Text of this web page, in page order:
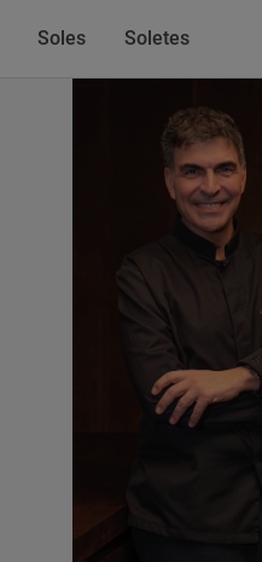
Soles Soletes